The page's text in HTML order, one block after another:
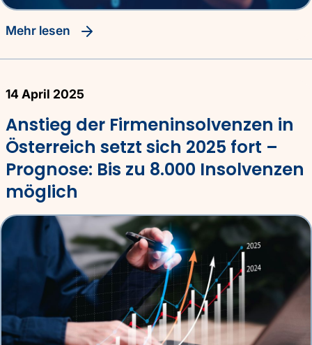
Mehr lesen
14 April 2025
Anstieg der Firmeninsolvenzen in
Österreich setzt sich 2025 fort –
Prognose: Bis zu 8.000 Insolvenzen
möglich